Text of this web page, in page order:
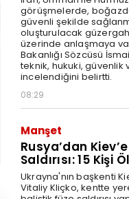
görüşmelerde,
güvenli şekilde
oluşturulacak
üzerinde anlaşmaya
Bakanlığı Sözcüsü
teknik, hukuki, güvenlik
incelendiğini belirtti.
08:29
Manşet
Rusya’dan
Saldırısı: 15 Kişi
Ukrayna'nın başkenti
Vitaliy Kliçko, kentte